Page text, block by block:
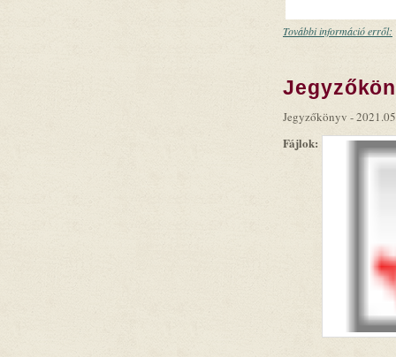
További információ erről:
Jegyzőkönyv -
Fájlok: